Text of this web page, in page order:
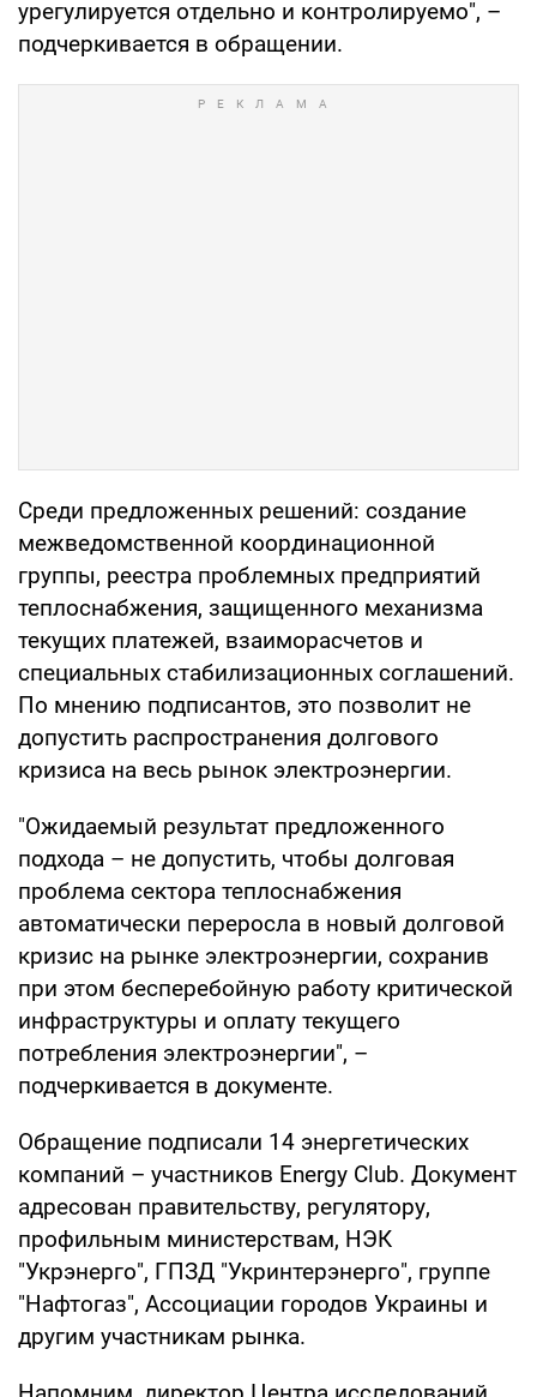
урегулируется отдельно и контролируемо", –
подчеркивается в обращении.
Среди предложенных решений: создание
межведомственной координационной
группы, реестра проблемных предприятий
теплоснабжения, защищенного механизма
текущих платежей, взаиморасчетов и
специальных стабилизационных соглашений.
По мнению подписантов, это позволит не
допустить распространения долгового
кризиса на весь рынок электроэнергии.
"Ожидаемый результат предложенного
подхода – не допустить, чтобы долговая
проблема сектора теплоснабжения
автоматически переросла в новый долговой
кризис на рынке электроэнергии, сохранив
при этом бесперебойную работу критической
инфраструктуры и оплату текущего
потребления электроэнергии", –
подчеркивается в документе.
Обращение подписали 14 энергетических
компаний – участников Energy Club. Документ
адресован правительству, регулятору,
профильным министерствам, НЭК
"Укрэнерго", ГПЗД "Укринтерэнерго", группе
"Нафтогаз", Ассоциации городов Украины и
другим участникам рынка.